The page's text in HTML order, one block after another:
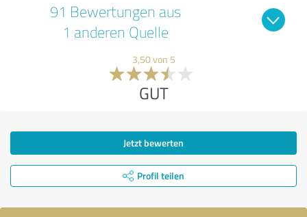
91 Bewertungen aus
1 anderen Quelle
3,50 von 5
GUT
Jetzt bewerten
Profil teilen